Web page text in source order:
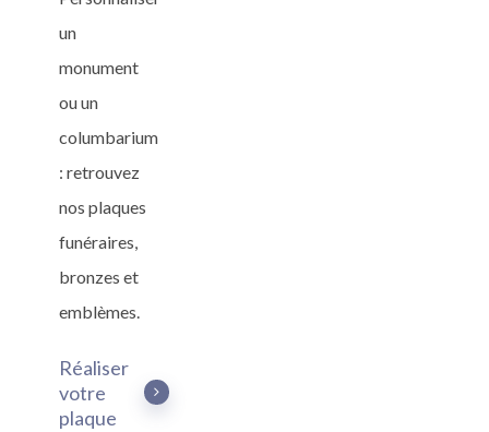
un
monument
ou un
columbarium
: retrouvez
nos plaques
funéraires,
bronzes et
emblèmes.
Réaliser
votre
plaque